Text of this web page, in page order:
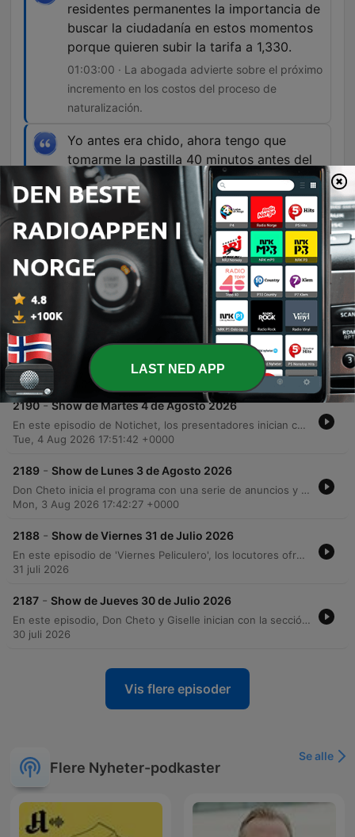
residentes permanentes la importancia de
buscar la ciudadanía en estos momentos
porque quieren subir la tarifa a 1,330.
01:03:00 · La abogada advierte sobre el próximo
incremento en los costos del proceso de
naturalización.
Yo antes era chido, ahora tengo que
tomarme la pastilla 40 minutos antes del
acto sexual.
01:25:08 · Un comentario humorístico enviado
por un oyente sobre los cambios en la salud
masculina.
Episoder
2191 - Show de Miércoles 5 de Agosto 2026
En este episodio de 'Don Cheto al Aire', los locutores abordan diversos dilemas personales en la sección 'Las Desorientadas', tratando temas de infidelidad familiar, deudas y consejos para encuentros inesperados. El programa transita hacia un bloque informativo con 'Notiché', donde se reportan alertas sanitarias por viajes a México, operativos migratorios en EE. UU. y noticias sobre seguridad y política internacional. El episodio también incluye una cobertura de deportes, analizando la pretemporada de la NFL y resultados de fútbol, junto con sucesos de espectáculos relacionados con influencers. Finalmente, se ofrece un consultorio legal sobre procesos migratorios y se cierra con una serie de anécdotas humorísticas sobre cómo las prioridades y los hábitos cambian con la edad.
Wed, 5 Aug 2026 19:13:47 +0000
2190 - Show de Martes 4 de Agosto 2026
En este episodio de Notichet, los presentadores inician con la dinámica de 'quemados', donde los oyentes comparten anécdotas personales y chismes sobre familiares y empleos. El programa transita hacia un bloque informativo que aborda temas de actualidad como aranceles en Estados Unidos, brotes de enfermedades y noticias migratorias. La emisión también explora el mundo del entretenimiento con polémicas de celebridades y debates deportivos sobre el Mundial 2030. Finalmente, se ofrece una sección de consejos psicológicos para gestionar rumores y una entrevista con la abogada Leticia Valencia sobre procesos legales de inmigración y ciudadanía.
Tue, 4 Aug 2026 17:51:42 +0000
2189 - Show de Lunes 3 de Agosto 2026
Don Cheto inicia el programa con una serie de anuncios y la promoción de un sorteo de un Nissan Sentra 2026. A lo largo del episodio, los locutores comparten anécdotas personales, recuerdos de videos virales clásicos de internet y relatos cómicos sobre personajes como Marquitos. El programa también aborda eventos locales en Pico Rivera y Plaza México, concluyendo con una divertida discusión sobre la duración ideal de las visitas familiares y sus efectos en el anfitrión.
Mon, 3 Aug 2026 17:42:27 +0000
2188 - Show de Viernes 31 de Julio 2026
En este episodio de 'Viernes Peliculero', los locutores ofrecen una variada selección de recomendaciones cinematográficas y televisivas, desde la miniserie mexicana 'El Otro Padre' hasta producciones de Christopher Nolan y thrillers basados en hechos reales. También exploran temas de cultura pop, como la cancelación de series en plataformas de streaming y las tendencias actuales en redes sociales. El programa también aborda noticias internacionales de relevancia, incluyendo la crisis migratoria en Ceuta, brotes de Ébola en el Congo y movimientos políticos en Estados Unidos. Finalmente, se profundiza en temas de psicología y relaciones personales con la sexóloga Edelmira Cárdenas, concluyendo con anécdotas de oyentes sobre las decepciones que pueden traer consigo las metas alcanzadas y las compras impulsivas.
31 juli 2026
2187 - Show de Jueves 30 de Julio 2026
En este episodio, Don Cheto y Giselle inician con la sección 'una chica más', donde analizan con humor comportamientos masculinos considerados poco varoniles a través de mensajes de los oyentes. El programa transiciona hacia una sección de noticias internacionales que aborda temas como la situación judicial de Evo Morales, la gestión de Donald Trump y el uso de drones tecnológicos para la seguridad en escuelas estadounidenses. La emisión también explora temas de actualidad y espectáculos, incluyendo polémicas en La Casa de los Famosos México, la postura de BTS ante los Grammys y noticias deportivas sobre la NBA y el fútbol brasileño. El programa concluye con una charla sobre nostalgia en el cine, anécdotas personales y una sesión de consultas espirituales con el maestro Fernando sobre energías y protecciones.
30 juli 2026
Vis flere episoder
Flere Nyheter-podkaster
Se alle
LAST NED APP